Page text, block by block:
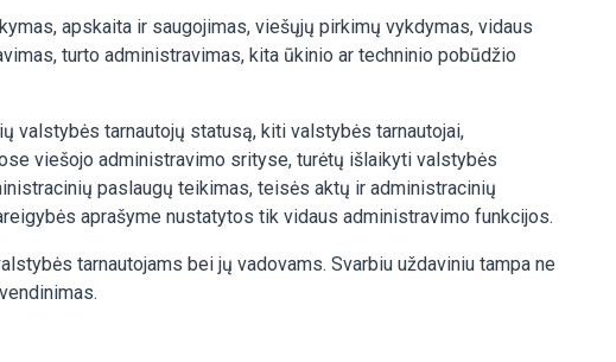
apskaita ir saugojimas, viešųjų pirkimų vykdymas, vidaus
turto administravimas, kita ūkinio ar techninio pobūdžio
valstybės tarnautojų statusą, kiti valstybės tarnautojai,
viešojo administravimo srityse, turėtų išlaikyti valstybės
paslaugų teikimas, teisės aktų ir administracinių
aprašyme nustatytos tik vidaus administravimo funkcijos.
tarnautojams bei jų vadovams. Svarbiu uždaviniu tampa ne